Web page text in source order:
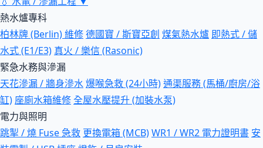
熱水爐專科
柏林牌 (Berlin) 維修德國寶 / 斯寶亞創 煤氣熱水爐 即熱式 / 儲
水式 (E1/E3) 真火 / 樂信 (Rasonic)
緊急水務與滲漏
天花滲漏 / 牆身滲水爆喉急救 (24小時)通渠服務 (馬桶/廚房/浴
缸) 座廁水箱維修全屋水壓提升 (加裝水泵)
電力與照明
跳掣 / 燒 Fuse 急救 更換電箱 (MCB)WR1 / WR2 電力證明書 安